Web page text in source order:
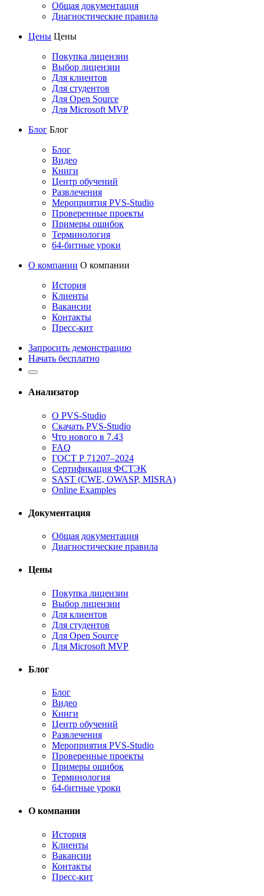
Общая документация
Диагностические правила
Цены Цены
Покупка лицензии
Выбор лицензии
Для клиентов
Для студентов
Для Open Source
Для Microsoft MVP
Блог Блог
Блог
Видео
Книги
Центр обучений
Развлечения
Мероприятия PVS-Studio
Проверенные проекты
Примеры ошибок
Терминология
64-битные уроки
О компании О компании
История
Клиенты
Вакансии
Контакты
Пресс-кит
Запросить демонстрацию
Начать бесплатно
Анализатор
О PVS-Studio
Скачать PVS-Studio
Что нового в 7.43
FAQ
ГОСТ Р 71207–2024
Сертификация ФСТЭК
SAST (CWE, OWASP, MISRA)
Online Examples
Документация
Общая документация
Диагностические правила
Цены
Покупка лицензии
Выбор лицензии
Для клиентов
Для студентов
Для Open Source
Для Microsoft MVP
Блог
Блог
Видео
Книги
Центр обучений
Развлечения
Мероприятия PVS-Studio
Проверенные проекты
Примеры ошибок
Терминология
64-битные уроки
О компании
История
Клиенты
Вакансии
Контакты
Пресс-кит